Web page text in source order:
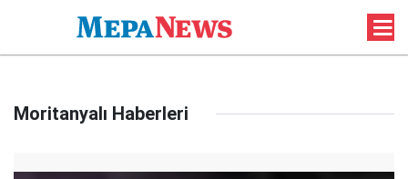
Moritanyalı Haberleri